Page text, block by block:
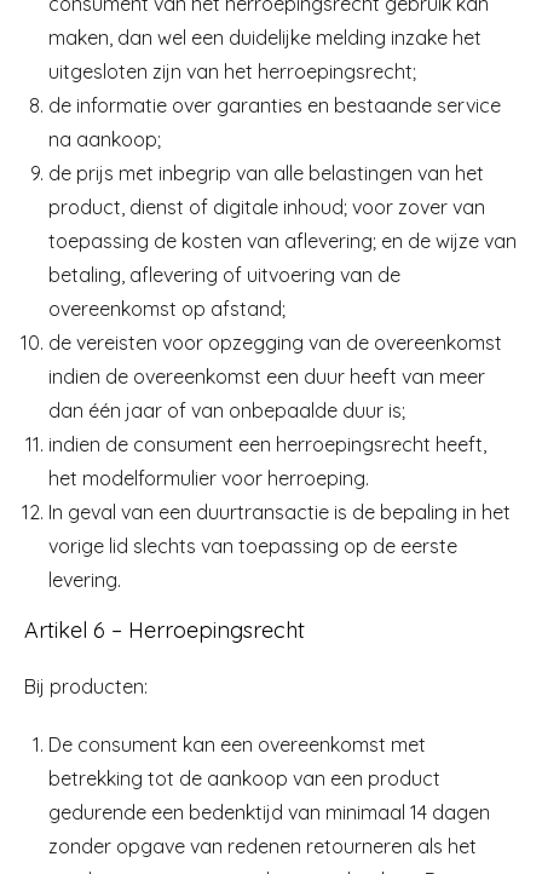
maken, dan wel een duidelijke melding inzake het
uitgesloten zijn van het herroepingsrecht;
de informatie over garanties en bestaande service
na aankoop;
de prijs met inbegrip van alle belastingen van het
product, dienst of digitale inhoud; voor zover van
toepassing de kosten van aflevering; en de wijze van
betaling, aflevering of uitvoering van de
overeenkomst op afstand;
de vereisten voor opzegging van de overeenkomst
indien de overeenkomst een duur heeft van meer
dan één jaar of van onbepaalde duur is;
indien de consument een herroepingsrecht heeft,
het modelformulier voor herroeping.
In geval van een duurtransactie is de bepaling in het
vorige lid slechts van toepassing op de eerste
levering.
Artikel 6 – Herroepingsrecht
Bij producten:
De consument kan een overeenkomst met
betrekking tot de aankoop van een product
gedurende een bedenktijd van minimaal 14 dagen
zonder opgave van redenen retourneren als het